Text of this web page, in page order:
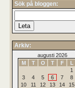
Sök på bloggen:
Arkiv:
augusti 2026
M
T O T F L
1
3
4 5 6 7 8
10
11 12 13 14 15